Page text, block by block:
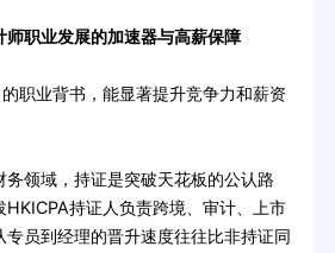
师职业发展的加速器与高薪保障
业背书，能显著提升竞争力和薪资
领域，持证是突破天花板的公认路
持证人负责跨境、审计、上市
员到经理的晋升速度往往比非持证同